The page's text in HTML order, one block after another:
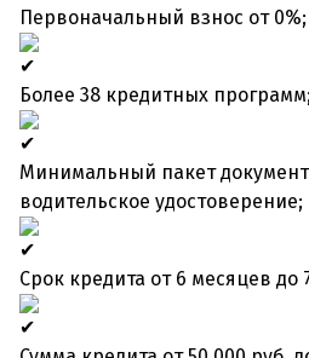
Первоначальный взнос от 0%;
Более 38 кредитных
Минимальный пакет
водительское удостоверение;
Срок кредита от 6 месяцев до